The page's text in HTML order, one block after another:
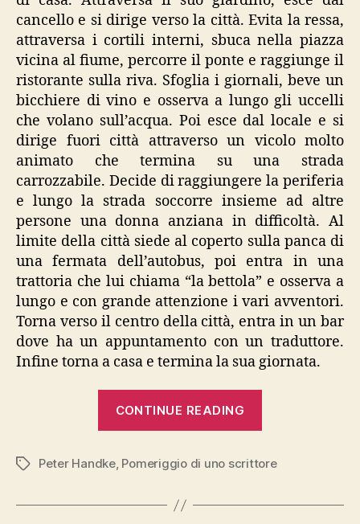
cancello e si dirige verso la città. Evita la ressa,
attraversa i cortili interni, sbuca nella piazza
vicina al fiume, percorre il ponte e raggiunge il
ristorante sulla riva. Sfoglia i giornali, beve un
bicchiere di vino e osserva a lungo gli uccelli
che volano sull’acqua. Poi esce dal locale e si
dirige fuori città attraverso un vicolo molto
animato che termina su una strada
carrozzabile. Decide di raggiungere la periferia
e lungo la strada soccorre insieme ad altre
persone una donna anziana in difficoltà. Al
limite della città siede al coperto sulla panca di
una fermata dell’autobus, poi entra in una
trattoria che lui chiama “la bettola” e osserva a
lungo e con grande attenzione i vari avventori.
Torna verso il centro della città, entra in un bar
dove ha un appuntamento con un traduttore.
Infine torna a casa e termina la sua giornata.
CONTINUE READING
di
scrittore””
TagsPeter Handke, Pomeriggio di uno scrittore